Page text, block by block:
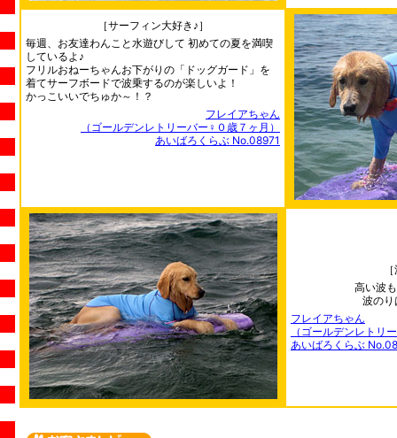
［サーフィン大好き♪］
毎週、お友達わんこと水遊びして 初めての夏を満喫
しているよ♪
フリルおねーちゃんお下がりの「ドッグガード」を
着てサーフボードで波乗するのが楽しいよ！
かっこいいでちゅか～！？
フレイアちゃん
（ゴールデンレトリーバー♀０歳７ヶ月）
あいばろくらぶ No.08971
高い波
波のり
フレイアちゃん
（ゴールデンレトリ
あいばろくらぶ